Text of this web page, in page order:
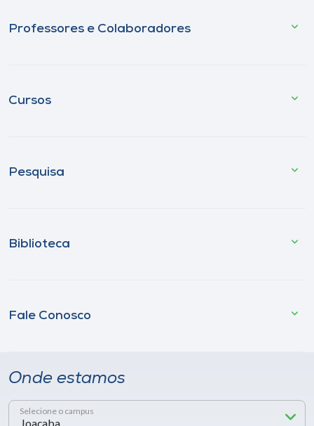
Professores e Colaboradores
Cursos
Pesquisa
Biblioteca
Fale Conosco
Onde estamos
Selecione o campus